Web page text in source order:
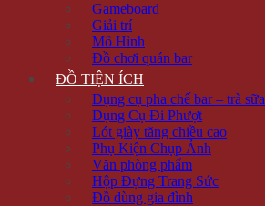
Gameboard
Giải trí
Mô Hình
Đồ chơi quán bar
ĐỒ TIỆN ÍCH
Dụng cụ pha chế bar – trà sữa
Dụng Cụ Đi Phượt
Lót giày tăng chiều cao
Phụ Kiện Chụp Ảnh
Văn phòng phẩm
Hộp Đựng Trang Sức
Đồ dùng gia đình